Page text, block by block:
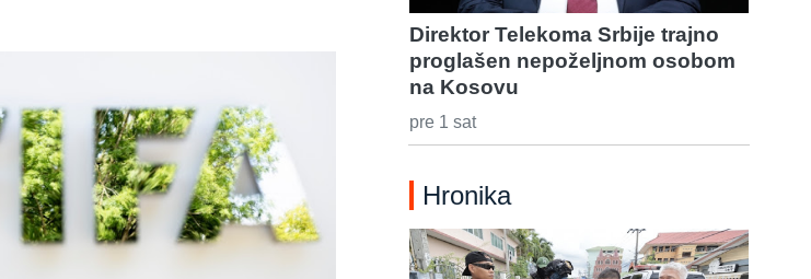
Direktor Telekoma Srbije trajno
proglašen nepoželjnom osobom
na Kosovu
pre 1 sat
Hronika